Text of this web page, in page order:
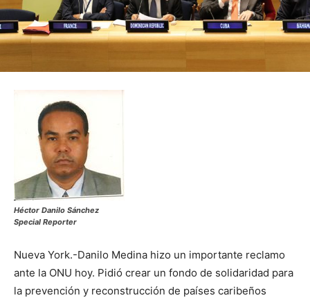
Héctor Danilo Sánchez
Special Reporter
Nueva York.-Danilo Medina hizo un importante reclamo
ante la ONU hoy. Pidió crear un fondo de solidaridad para
la prevención y reconstrucción de países caribeños